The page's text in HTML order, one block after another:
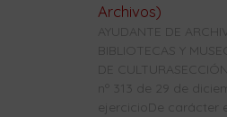
Archivos)
AYUDANTE DE
BIBLIOTECAS Y
DE
nº 313 de 29 de
ejercicioDe carácter